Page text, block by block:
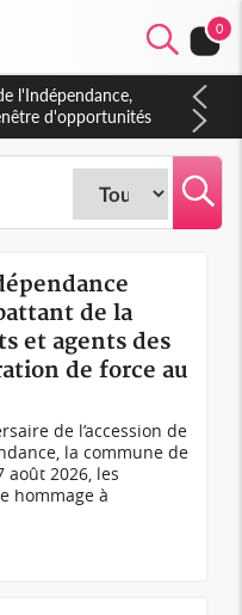
0
la fronde, les agents
la direction sur les
de la
et agents des
de force au
de l’accession de
la commune de
août 2026, les
hommage à